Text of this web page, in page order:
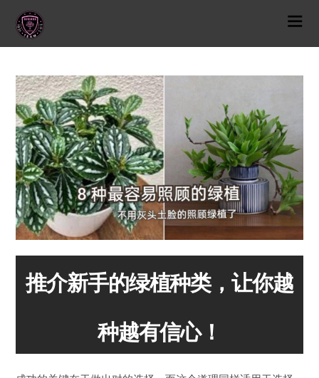
推介新手的绿植种类，让你越
种越有信心！